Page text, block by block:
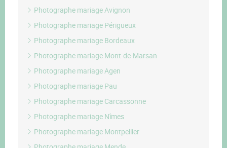
Photographe mariage Avignon
Photographe mariage Périgueux
Photographe mariage Bordeaux
Photographe mariage Mont-de-Marsan
Photographe mariage Agen
Photographe mariage Pau
Photographe mariage Carcassonne
Photographe mariage Nîmes
Photographe mariage Montpellier